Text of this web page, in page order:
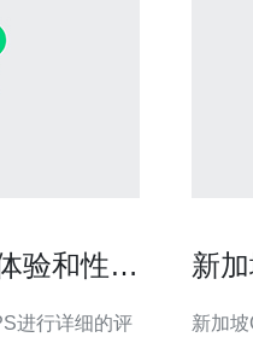
验和性能
进行详细的评
新
新加坡CN2